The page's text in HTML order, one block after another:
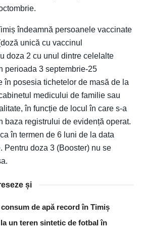
îndeamnă persoanele vaccinate
unică cu vaccinul
doza 2 cu unul dintre celelalte
perioada 3 septembrie-25
în posesia tichetelor de masă de la
medicului de familie sau
în funcție de locul în care s-a
baza registrului de evidență operat.
în termen de 6 luni de la data
Pentru doza 3 (Booster) nu se
și
de apă record în Timiș
un teren sintetic de fotbal în